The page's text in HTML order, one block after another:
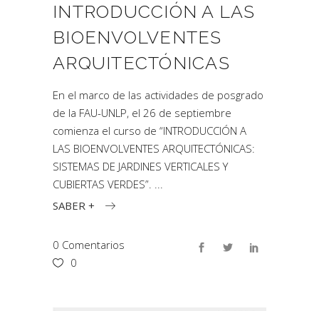
INTRODUCCIÓN A LAS
BIOENVOLVENTES
ARQUITECTÓNICAS
En el marco de las actividades de posgrado
de la FAU-UNLP, el 26 de septiembre
comienza el curso de “INTRODUCCIÓN A
LAS BIOENVOLVENTES ARQUITECTÓNICAS:
SISTEMAS DE JARDINES VERTICALES Y
CUBIERTAS VERDES”.
SABER +
0 Comentarios
0